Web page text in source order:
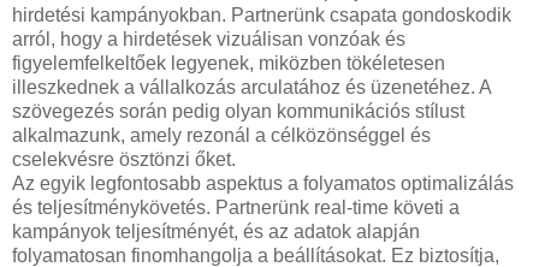
hirdetési kampányokban. Partnerünk csapata gondoskodik
arról, hogy a hirdetések vizuálisan vonzóak és
figyelemfelkeltőek legyenek, miközben tökéletesen
illeszkednek a vállalkozás arculatához és üzenetéhez. A
szövegezés során pedig olyan kommunikációs stílust
alkalmazunk, amely rezonál a célközönséggel és
cselekvésre ösztönzi őket.
Az egyik legfontosabb aspektus a folyamatos optimalizálás
és teljesítménykövetés. Partnerünk real-time követi a
kampányok teljesítményét, és az adatok alapján
folyamatosan finomhangolja a beállításokat. Ez biztosítja,